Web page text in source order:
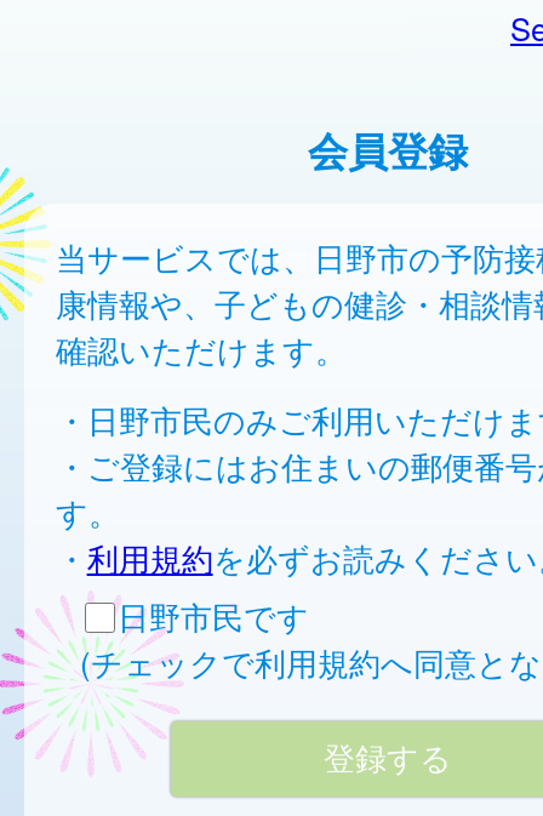
会員登録
当サービスでは、日野市の予防
康情報や、子どもの健診・相談
確認いただけます。
・日野市民のみご利用いただけ
・ご登録にはお住まいの郵便番
す。
・ 利用規約を必ずお読みくださ
日野市民です
(チェックで利用規約へ同意と